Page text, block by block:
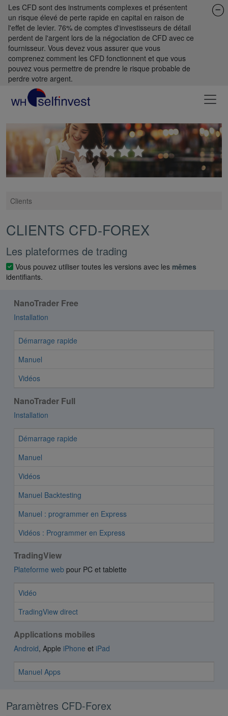
Les CFD sont des instruments complexes et présentent
un risque élevé de perte rapide en capital en raison de
l'effet de levier. 76% de comptes d'investisseurs de détail
perdent de l'argent lors de la négociation de CFD avec ce
fournisseur. Vous devez vous assurer que vous
comprenez comment les CFD fonctionnent et que vous
pouvez vous permettre de prendre le risque probable de
perdre votre argent.
Clients
CLIENTS CFD-FOREX
Les plateformes de trading
Vous pouvez utiliser toutes les versions avec les mêmes
identifiants.
NanoTrader Free
Installation
Démarrage rapide
Manuel
Vidéos
NanoTrader Full
Installation
Démarrage rapide
Manuel
Vidéos
Manuel Backtesting
Manuel : programmer en Express
Vidéos : Programmer en Express
TradingView
Plateforme web pour PC et tablette
Vidéo
TradingView direct
Applications mobiles
Android, Apple iPhone et iPad
Manuel Apps
Paramètres CFD-Forex